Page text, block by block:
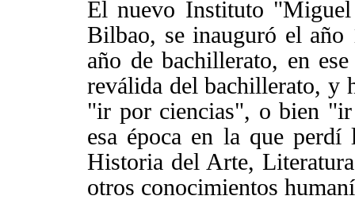
El nuevo Instituto
Bilbao, se inauguró el
año de bachillerato, en
reválida del bachillerato, y
"ir por ciencias", o bien "ir
esa época en la que
Historia del Arte,
otros conocimientos